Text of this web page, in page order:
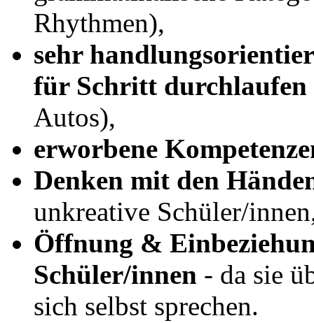
Rhythmen),
sehr
für Schritt durchlaufen
Autos),
erworbene
Denken mit den
unkreative Schüler/
Öffnung &
Schüler/innen - da sie
sich selbst sprechen.